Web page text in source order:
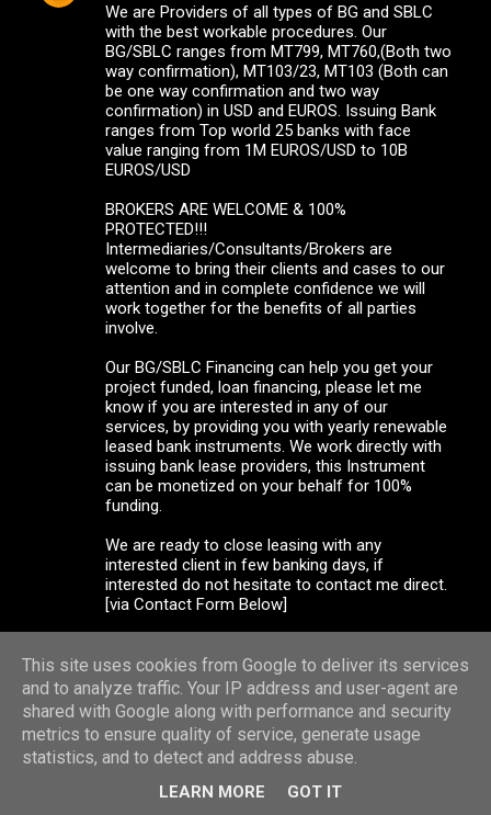
We are Providers of all types of BG and SBLC
with the best workable procedures. Our
BG/SBLC ranges from MT799, MT760,(Both two
way confirmation), MT103/23, MT103 (Both can
be one way confirmation and two way
confirmation) in USD and EUROS. Issuing Bank
ranges from Top world 25 banks with face
value ranging from 1M EUROS/USD to 10B
EUROS/USD
BROKERS ARE WELCOME & 100%
PROTECTED!!!
Intermediaries/Consultants/Brokers are
welcome to bring their clients and cases to our
attention and in complete confidence we will
work together for the benefits of all parties
involve.
Our BG/SBLC Financing can help you get your
project funded, loan financing, please let me
know if you are interested in any of our
services, by providing you with yearly renewable
leased bank instruments. We work directly with
issuing bank lease providers, this Instrument
can be monetized on your behalf for 100%
funding.
We are ready to close leasing with any
interested client in few banking days, if
interested do not hesitate to contact me direct.
[via Contact Form Below]
Dimitrij Conradi
Email: dimi.conradi1970@gmail.com
conradi.dimitrij@bk.ru
Skype: conradi.dimitrij@bk.ru
WhatsApp: +90 552 674 4696
25 de febrero de 2021 a las 23:05
This site uses cookies from Google to deliver its services
and to analyze traffic. Your IP address and user-agent are
shared with Google along with performance and security
metrics to ensure quality of service, generate usage
statistics, and to detect and address abuse.
LEARN MORE GOT IT